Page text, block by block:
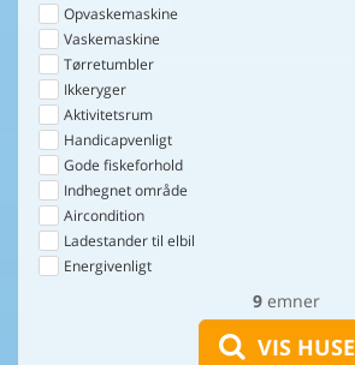
9 emner
VIS HUSE
Opvaskemaskine
Vaskemaskine
Tørretumbler
Ikkeryger
Aktivitetsrum
Handicapvenligt
Gode fiskeforhold
Indhegnet område
Aircondition
Ladestander til elbil
Energivenligt